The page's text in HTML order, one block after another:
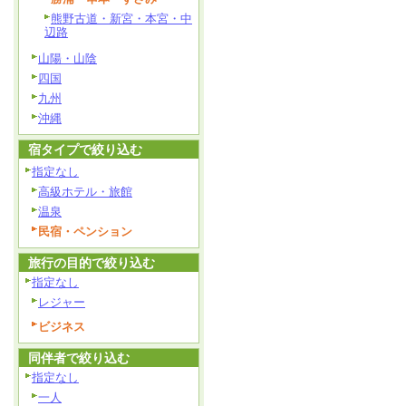
熊野古道・新宮・本宮・中
辺路
山陽・山陰
四国
九州
沖縄
宿タイプで絞り込む
指定なし
高級ホテル・旅館
温泉
民宿・ペンション
旅行の目的で絞り込む
指定なし
レジャー
ビジネス
同伴者で絞り込む
指定なし
一人